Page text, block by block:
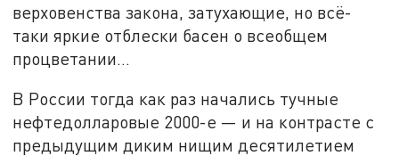
верховенства закона, затухающие, но всё-
таки яркие отблески басен о всеобщем
процветании…
В России тогда как раз начались тучные
нефтедолларовые 2000-е — и на контрасте с
предыдущим диким нищим десятилетием